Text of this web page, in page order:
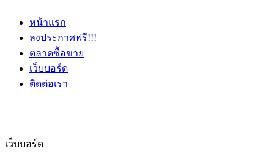
หน้าแรก
ลงประกาศฟรี!!!
ตลาดซื้อขาย
เว็บบอร์ด
ติดต่อเรา
เว็บบอร์ด